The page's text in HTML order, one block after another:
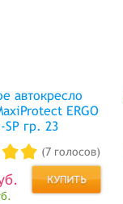
автокресло
ERGO
SP гр. 23
(7 голосов)